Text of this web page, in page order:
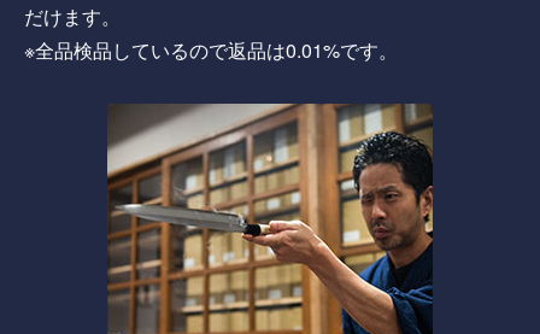
だけます。
※全品検品しているので返品は0.01%です。